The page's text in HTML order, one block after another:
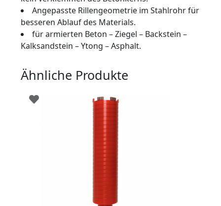
Angepasste Rillengeometrie im Stahlrohr für
besseren Ablauf des Materials.
für armierten Beton – Ziegel – Backstein –
Kalksandstein – Ytong – Asphalt.
Ähnliche Produkte